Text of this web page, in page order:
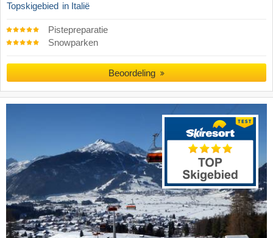
Topskigebied in Italië
Pistepreparatie
Snowparken
Beoordeling